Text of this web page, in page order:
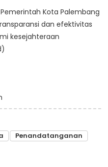
Kota Palembang
dan efektivitas
kesejahteraan
Penandatanganan